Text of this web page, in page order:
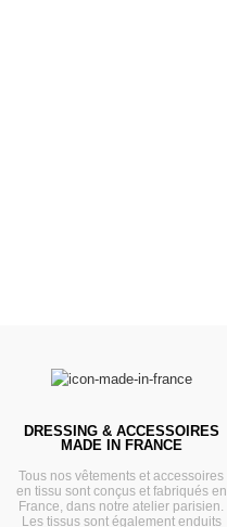
DRESSING & ACCESSOIRES
MADE IN FRANCE
Tous nos vêtements et accessoires
en tissu sont conçus et fabriqués en
France, dans notre atelier parisien.
Les tissus sont également enduits